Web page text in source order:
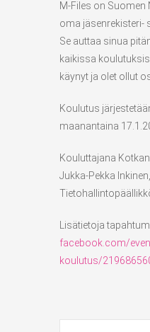
M-Files on
oma jäsenrekisteri-
Se auttaa sinua
kaikissa
käynyt ja olet ollut
Koulutus
maanantaina
Kouluttajana
Jukka-Pekka
Lisätietoja
facebook.com/
koulutus/